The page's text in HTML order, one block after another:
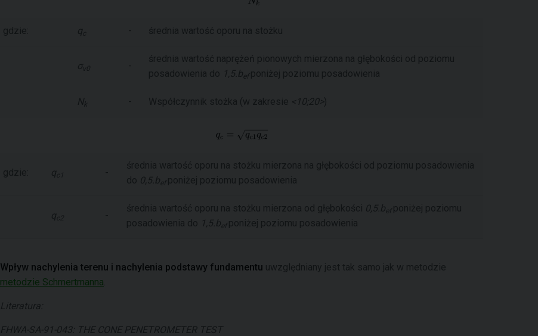
gdzie: q - średnia wartość oporu na stożku
σv0 -
średnia wartość naprężeń pionowych mierzona na głębokości od poziomu
posadowienia do 1,5.bef poniżej poziomu posadowienia
Nk - Współczynnik stożka (w zakresie <10;20>)
gdzie: q c1 -
średnia wartość oporu na stożku mierzona na głębokości od poziomu posadowienia
do 0,5.bef poniżej poziomu posadowienia
q -
średnia wartość oporu na stożku mierzona od głębokości 0,5.bef poniżej poziomu
posadowienia do 1,5.bef poniżej poziomu posadowienia
Wpływ nachylenia terenu i nachylenia podstawy fundamentu uwzględniany jest tak samo jak w metodzie
metodzie Schmertmanna
Literatura:
FHWA-SA-91-043: THE CONE PENETROMETER TEST